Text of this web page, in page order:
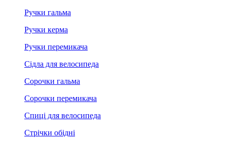
Ручки гальма
Ручки керма
Ручки перемикача
Сідла для велосипеда
Сорочки гальма
Сорочки перемикача
Спиці для велосипеда
Стрічки обідні